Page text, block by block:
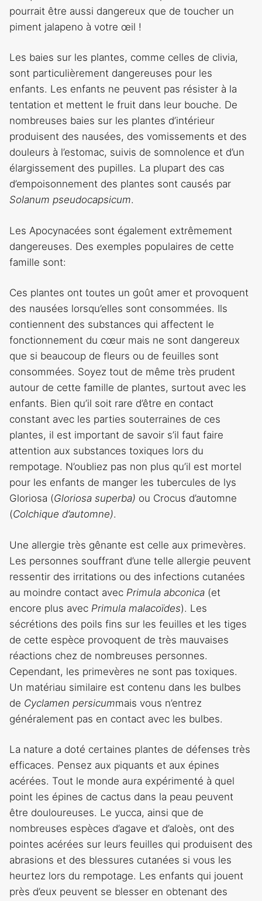
pourrait être aussi dangereux que de toucher un
piment jalapeno à votre œil !
Les baies sur les plantes, comme celles de clivia,
sont particulièrement dangereuses pour les
enfants. Les enfants ne peuvent pas résister à la
tentation et mettent le fruit dans leur bouche. De
nombreuses baies sur les plantes d’intérieur
produisent des nausées, des vomissements et des
douleurs à l’estomac, suivis de somnolence et d’un
élargissement des pupilles. La plupart des cas
d’empoisonnement des plantes sont causés par
Solanum pseudocapsicum.
Les Apocynacées sont également extrêmement
dangereuses. Des exemples populaires de cette
famille sont:
Ces plantes ont toutes un goût amer et provoquent
des nausées lorsqu’elles sont consommées. Ils
contiennent des substances qui affectent le
fonctionnement du cœur mais ne sont dangereux
que si beaucoup de fleurs ou de feuilles sont
consommées. Soyez tout de même très prudent
autour de cette famille de plantes, surtout avec les
enfants. Bien qu’il soit rare d’être en contact
constant avec les parties souterraines de ces
plantes, il est important de savoir s’il faut faire
attention aux substances toxiques lors du
rempotage. N’oubliez pas non plus qu’il est mortel
pour les enfants de manger les tubercules de lys
Gloriosa (Gloriosa superba) ou Crocus d’automne
(Colchique d’automne).
Une allergie très gênante est celle aux primevères.
Les personnes souffrant d’une telle allergie peuvent
ressentir des irritations ou des infections cutanées
au moindre contact avec Primula abconica (et
encore plus avec Primula malacoïdes). Les
sécrétions des poils fins sur les feuilles et les tiges
de cette espèce provoquent de très mauvaises
réactions chez de nombreuses personnes.
Cependant, les primevères ne sont pas toxiques.
Un matériau similaire est contenu dans les bulbes
de Cyclamen persicummais vous n’entrez
généralement pas en contact avec les bulbes.
La nature a doté certaines plantes de défenses très
efficaces. Pensez aux piquants et aux épines
acérées. Tout le monde aura expérimenté à quel
point les épines de cactus dans la peau peuvent
être douloureuses. Le yucca, ainsi que de
nombreuses espèces d’agave et d’aloès, ont des
pointes acérées sur leurs feuilles qui produisent des
abrasions et des blessures cutanées si vous les
heurtez lors du rempotage. Les enfants qui jouent
près d’eux peuvent se blesser en obtenant des